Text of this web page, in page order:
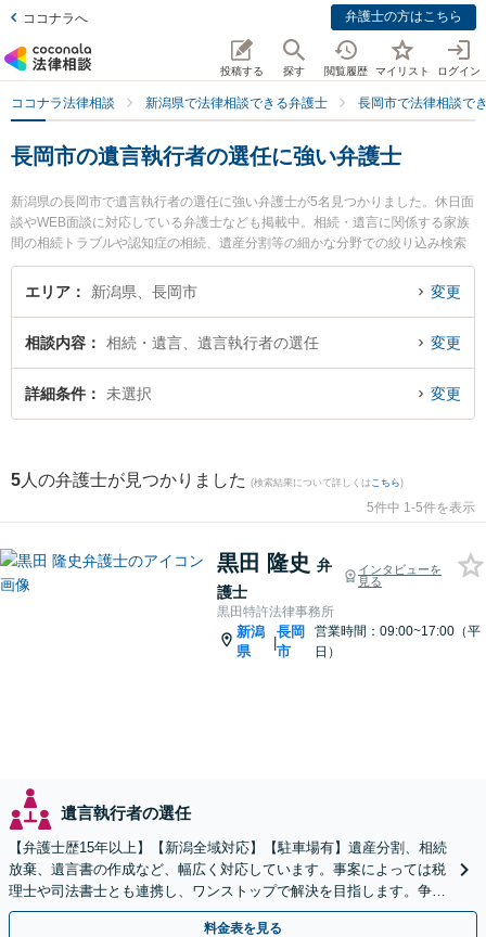
ココナラへ 弁護士の方はこちら
投稿する 探す 閲覧履歴 マイリスト ログイン
ココナラ法律相談 新潟県で法律相談できる弁護士 長岡市で法律相談で
長岡市の遺言執行者の選任に強い弁護士
新潟県の長岡市で遺言執行者の選任に強い弁護士が5名見つかりました。休日面
談やWEB面談に対応している弁護士なども掲載中。相続・遺言に関係する家族
間の相続トラブルや認知症の相続、遺産分割等の細かな分野での絞り込み検索
もでき便利です。特に黒田特許法律事務所の黒田 隆史弁護士やむらやま法律事
務所の村山 夏希弁護士、弁護士法人一新総合法律事務所 長岡事務所の山田 真
士に相談したい』『遺言執行者の選任のトラブル解決の実績豊富な近くの弁護
士を検索したい』『初回相談無料で遺言執行者の選任を法律相談できる長岡市
内の弁護士に相談予約したい』などでお困りの相談者さんにおすすめです。
エリア 新潟県、長岡市 変更
相談内容 相続・遺言、遺言執行者の選任 変更
詳細条件 未選択 変更
5 人の弁護士が見つかりました (検索結果について詳しくは こちら)
5件中 1-5件を表示
黒田 隆史 弁
護士
インタビューを
見る
黒田特許法律事務所
新潟
県
|
長岡
市
営業時間：09:00~17:00（平
日）
遺言執行者の選任
【弁護士歴15年以上】【新潟全域対応】【駐車場有】遺産分割、相続
放棄、遺言書の作成など、幅広く対応しています。事案によっては税
理士や司法書士とも連携し、ワンストップで解決を目指します。争い
を防ぐためにもぜひご相談ください。【分割払い可】
料金表を見る